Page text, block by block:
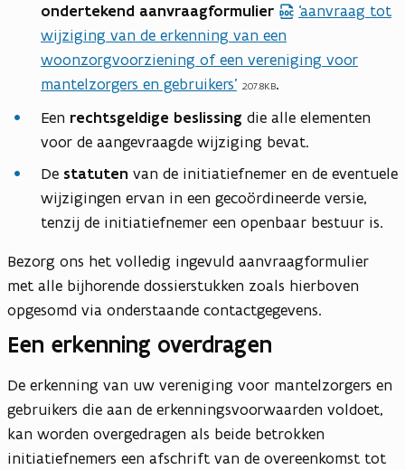
ondertekend aanvraagformulier
‘aanvraag tot
wijziging van de erkenning van een
woonzorgvoorziening of een vereniging voor
mantelzorgers en gebruikers’
d
o
c
b
e
s
a
n
d
207.8KB.
Een rechtsgeldige beslissing die alle elementen
voor de aangevraagde wijziging bevat.
De statuten van de initiatiefnemer en de eventuele
wijzigingen ervan in een gecoördineerde versie,
tenzij de initiatiefnemer een openbaar bestuur is.
Bezorg ons het volledig ingevuld aanvraagformulier
met alle bijhorende dossierstukken zoals hierboven
opgesomd via onderstaande contactgegevens.
Een erkenning overdragen
De erkenning van uw vereniging voor mantelzorgers en
gebruikers die aan de erkenningsvoorwaarden voldoet,
kan worden overgedragen als beide betrokken
initiatiefnemers een afschrift van de overeenkomst tot